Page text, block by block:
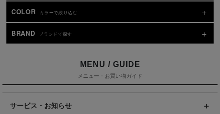
COLOR カラーで絞り込む
BRAND ブランドで探す
MENU / GUIDE
メニュー・お買い物ガイド
サービス・お知らせ